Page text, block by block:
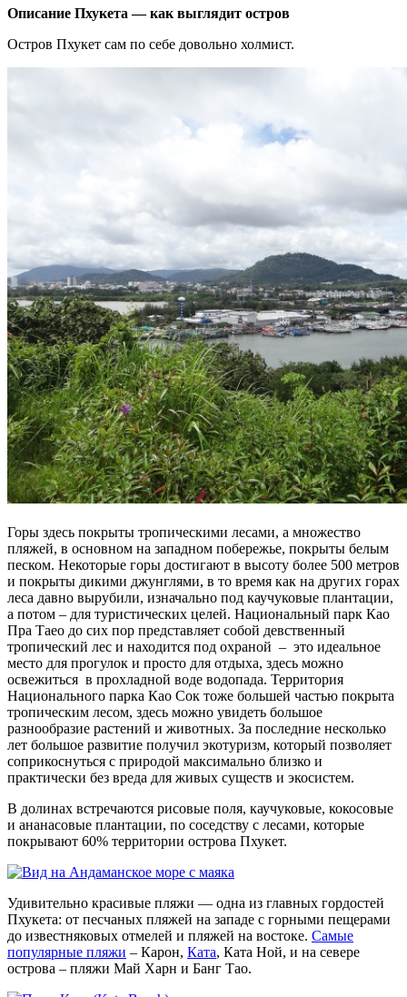
Описание Пхукета — как выглядит остров
Остров Пхукет сам по себе довольно холмист.
Горы здесь покрыты тропическими лесами, а множество
пляжей, в основном на западном побережье, покрыты белым
песком. Некоторые горы достигают в высоту более 500 метров
и покрыты дикими джунглями, в то время как на других горах
леса давно вырубили, изначально под каучуковые плантации,
а потом – для туристических целей. Национальный парк Као
Пра Таео до сих пор представляет собой девственный
тропический лес и находится под охраной – это идеальное
место для прогулок и просто для отдыха, здесь можно
освежиться в прохладной воде водопада. Территория
Национального парка Као Сок тоже большей частью покрыта
тропическим лесом, здесь можно увидеть большое
разнообразие растений и животных. За последние несколько
лет большое развитие получил экотуризм, который позволяет
соприкоснуться с природой максимально близко и
практически без вреда для живых существ и экосистем.
В долинах встречаются рисовые поля, каучуковые, кокосовые
и ананасовые плантации, по соседству с лесами, которые
покрывают 60% территории острова Пхукет.
Удивительно красивые пляжи — одна из главных гордостей
Пхукета: от песчаных пляжей на западе с горными пещерами
до известняковых отмелей и пляжей на востоке. Самые
популярные пляжи – Карон, Ката, Ката Ной, и на севере
острова – пляжи Май Харн и Банг Тао.